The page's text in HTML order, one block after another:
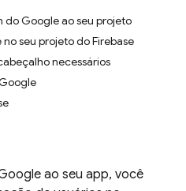
do Google ao seu projeto
seu projeto do Firebase
necessários
ao seu app, você